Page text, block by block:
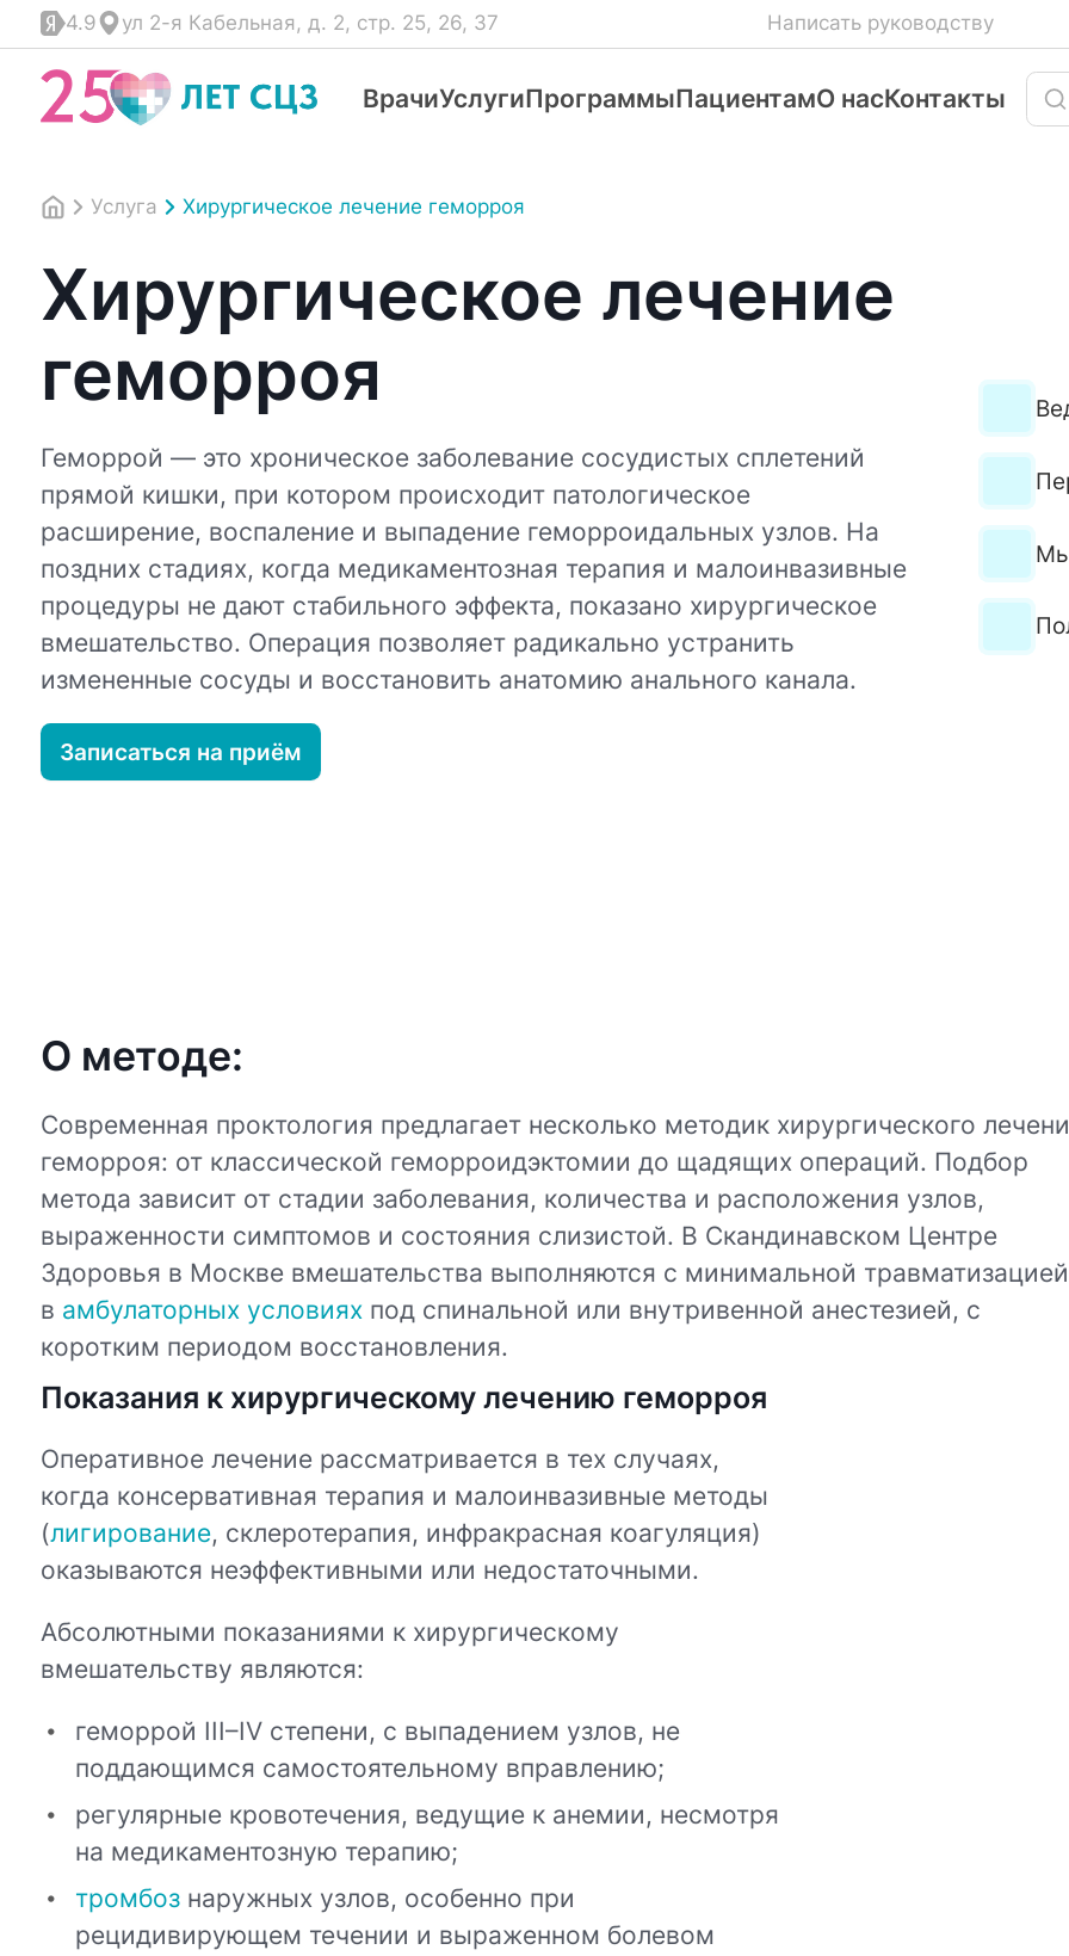
4.9 ул 2-я Кабельная, д. 2, стр. 25, 26, 37 Написать руководству
ВрачиУслугиПрограммыПациентамО насКонтакты
Услуга Хирургическое лечение геморроя
Хирургическое лечение
геморроя
Геморрой — это хроническое заболевание сосудистых сплетений
прямой кишки, при котором происходит патологическое
расширение, воспаление и выпадение геморроидальных узлов. На
поздних стадиях, когда медикаментозная терапия и малоинвазивные
процедуры не дают стабильного эффекта, показано хирургическое
вмешательство. Операция позволяет радикально устранить
измененные сосуды и восстановить анатомию анального канала.
Записаться на приём
О методе:
Современная проктология предлагает несколько методик хирургического
геморроя: от классической геморроидэктомии до щадящих операций. Подбор
метода зависит от стадии заболевания, количества и расположения узлов,
выраженности симптомов и состояния слизистой. В Скандинавском Центре
Здоровья в Москве вмешательства выполняются с минимальной
в амбулаторных условияхпод спинальной или внутривенной анестезией, с
коротким периодом восстановления.
Показания к хирургическому лечению геморроя
Оперативное лечение рассматривается в тех случаях,
когда консервативная терапия и малоинвазивные методы
(лигирование, склеротерапия, инфракрасная коагуляция)
оказываются неэффективными или недостаточными.
Абсолютными показаниями к хирургическому
вмешательству являются:
геморрой III–IV степени, с выпадением узлов, не
поддающимся самостоятельному вправлению;
регулярные кровотечения, ведущие к анемии, несмотря
на медикаментозную терапию;
тромбознаружных узлов, особенно при
рецидивирующем течении и выраженном болевом